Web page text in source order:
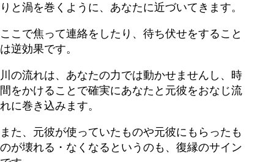
りと渦を巻くように、あなたに近づいてきます。
ここで焦って連絡をしたり、待ち伏せをすること
は逆効果です。
川の流れは、あなたの力では動かせませんし、時
間をかけることで確実にあなたと元彼をおなじ流
れに巻き込みます。
また、元彼が使っていたものや元彼にもらったも
のが壊れる・なくなるというのも、復縁のサイン